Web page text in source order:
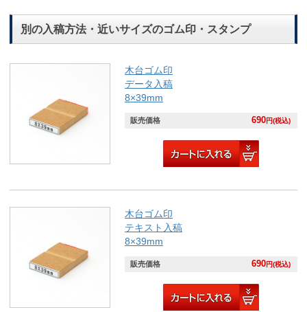
別の入稿方法・近いサイズのゴム印・スタンプ
木台ゴム印
データ入稿
8×39mm
販売価格 690円(税込)
木台ゴム印
テキスト入稿
8×39mm
販売価格 690円(税込)